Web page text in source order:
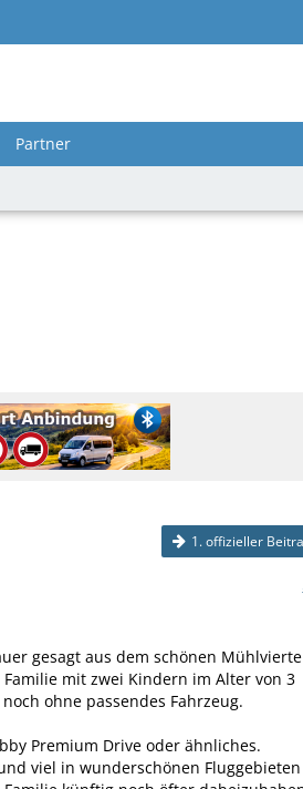
Partner
1. offizieller
gesagt aus dem schönen
mit zwei Kindern im Alter von 3
ohne passendes Fahrzeug.
Premium Drive oder ähnliches.
viel in wunderschönen Fluggebieten